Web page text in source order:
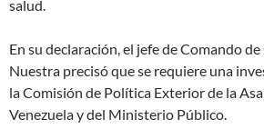
salud.
En su declaración, el jefe de Comando
Nuestra precisó que se requiere una
la Comisión de Política Exterior de la
Venezuela y del Ministerio Público.